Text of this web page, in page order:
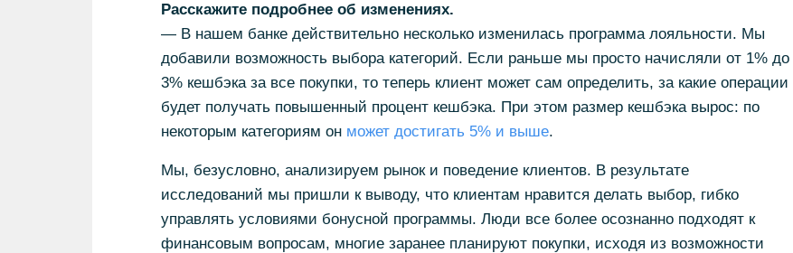
Расскажите подробнее об изменениях.
— В нашем банке действительно несколько изменилась программа лояльности. Мы
добавили возможность выбора категорий. Если раньше мы просто начисляли от 1% до
3% кешбэка за все покупки, то теперь клиент может сам определить, за какие операции
будет получать повышенный процент кешбэка. При этом размер кешбэка вырос: по
некоторым категориям он может достигать 5% и выше.
Мы, безусловно, анализируем рынок и поведение клиентов. В результате
исследований мы пришли к выводу, что клиентам нравится делать выбор, гибко
управлять условиями бонусной программы. Люди все более осознанно подходят к
финансовым вопросам, многие заранее планируют покупки, исходя из возможности